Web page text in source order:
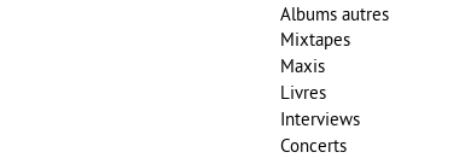
Albums autres
Mixtapes
Maxis
Livres
Interviews
Concerts